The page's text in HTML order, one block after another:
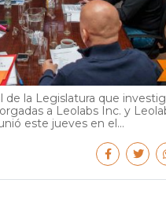
de la Legislatura que
a Leolabs Inc. y
este jueves en el...